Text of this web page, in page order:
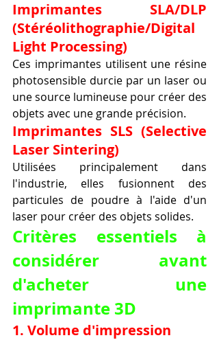
Imprimantes SLA/DLP
(Stéréolithographie/Digital
Light Processing)
Ces imprimantes utilisent une résine
photosensible durcie par un laser ou
une source lumineuse pour créer des
objets avec une grande précision.
Imprimantes SLS (Selective
Laser Sintering)
Utilisées principalement dans
l'industrie, elles fusionnent des
particules de poudre à l'aide d'un
laser pour créer des objets solides.
Critères essentiels à
considérer avant
d'acheter une
imprimante 3D
1. Volume d'impression